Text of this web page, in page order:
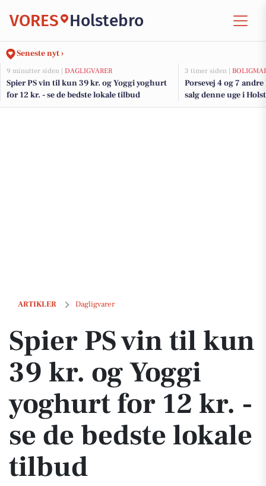
VORES Holstebro
Seneste nyt ›
9 minutter siden | DAGLIGVARER
Spier PS vin til kun 39 kr. og Yoggi yoghurt
for 12 kr. - se de bedste lokale tilbud
3 timer siden |
Porsevej 4 og 7
salg denne uge i
her.
ARTIKLER Dagligvarer
Spier PS vin til kun 39 kr. og Yoggi yoghurt for 12 kr. - se de bedste
Spier PS vin til kun
39 kr. og Yoggi
yoghurt for 12 kr. -
se de bedste lokale
tilbud